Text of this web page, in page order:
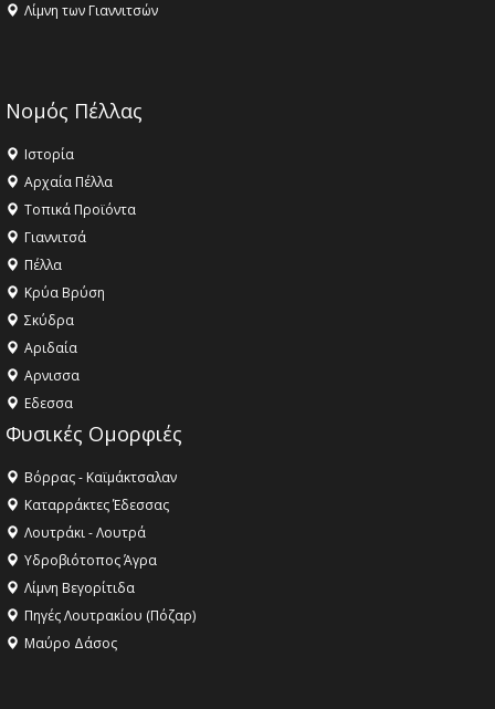
Λίμνη των Γιαννιτσών
Νομός Πέλλας
Ιστορία
Αρχαία Πέλλα
Τοπικά Προϊόντα
Γιαννιτσά
Πέλλα
Κρύα Βρύση
Σκύδρα
Αριδαία
Aρνισσα
Eδεσσα
Φυσικές Ομορφιές
Βόρρας - Καϊμάκτσαλαν
Καταρράκτες Έδεσσας
Λουτράκι - Λουτρά
Υδροβιότοπος Άγρα
Λίμνη Βεγορίτιδα
Πηγές Λουτρακίου (Πόζαρ)
Μαύρο Δάσος